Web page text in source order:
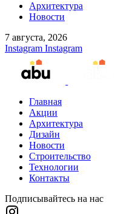
Архитектура
Новости
7 августа, 2026
Instagram Instagram
Главная
Акции
Архитектура
Дизайн
Новости
Строительство
Технологии
Контакты
Подписывайтесь на нас